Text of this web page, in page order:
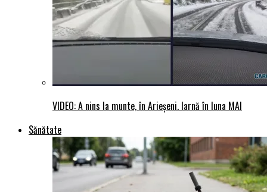
VIDEO: A nins la munte, în Arieșeni. Iarnă în luna MAI
Sănătate